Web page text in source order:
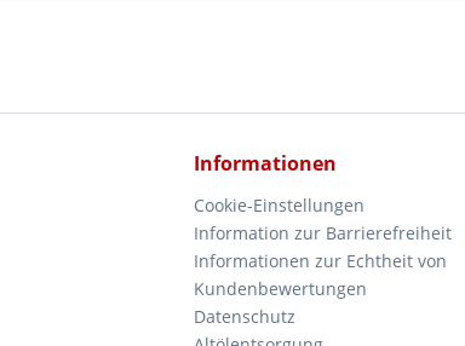
Informationen
Cookie-Einstellungen
Information zur Barrierefreiheit
Informationen zur Echtheit von
Kundenbewertungen
Datenschutz